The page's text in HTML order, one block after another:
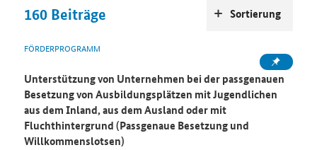
160 Beiträge
FÖRDERPROGRAMM
Unterstützung von Unternehmen bei der passgenauen
Besetzung von Ausbildungsplätzen mit Jugendlichen
aus dem Inland, aus dem Ausland oder mit
Fluchthintergrund (Passgenaue Besetzung und
Willkommenslotsen)
Sortierung